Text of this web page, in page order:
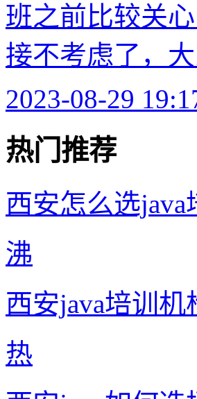
班之前比较关
接不考虑了，
2023-08-29
热门推荐
西安怎么选java
沸
西安java培训机
热